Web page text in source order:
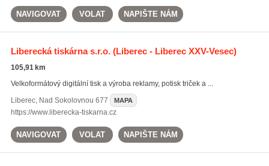
NAVIGOVAT VOLAT NAPIŠTE NÁM
Liberecká tiskárna s.r.o.(Liberec - Liberec XXV-Vesec)
105,91 km
Velkoformátový digitální tisk a výroba reklamy, potisk triček a ...
Liberec, Nad Sokolovnou 677 MAPA
https://www.liberecka-tiskarna.cz
NAVIGOVAT VOLAT NAPIŠTE NÁM